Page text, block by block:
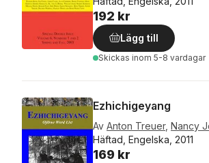
192 kr
Lägg till
Skickas inom 5-8 vardagar
Ezhichigeyang
Av Anton Treuer, Nancy
Häftad, Engelska, 2011
169 kr